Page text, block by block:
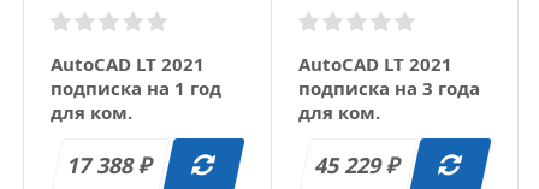
AutoCAD LT 2021
подписка на 1 год
для ком.
организации (1
польз.) переход с
17 388₽
AutoCAD LT 2021
подписка на 3 года
для ком.
организации (1
польз.) переход с
45 229₽